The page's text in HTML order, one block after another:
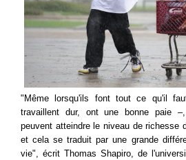
"Même lorsqu'ils font tout ce qu'il
travaillent dur, ont une bonne paie
peuvent atteindre le niveau de richesse
et cela se traduit par une grande
vie", écrit Thomas Shapiro, de